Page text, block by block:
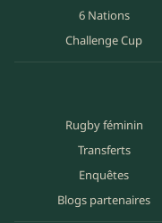
6 Nations
Challenge Cup
Rugby féminin
Transferts
Enquêtes
Blogs partenaires